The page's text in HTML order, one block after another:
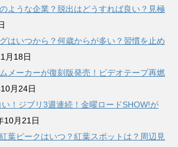
ような企業？脱出はどうすれば良い？見極
はいつから？何歳からが多い？習慣を止め
月18日
メーカーが復刻版発売！ビデオテープ再燃
月24日
！ジブリ3週連続！金曜ロードSHOW!が
10月21日
葉ピークはいつ？紅葉スポットは？周辺見